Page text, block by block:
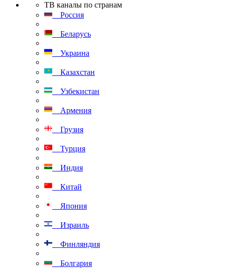
ТВ каналы по странам
Россия
Беларусь
Украина
Казахстан
Узбекистан
Армения
Грузия
Турция
Индия
Китай
Япония
Израиль
Финляндия
Болгария